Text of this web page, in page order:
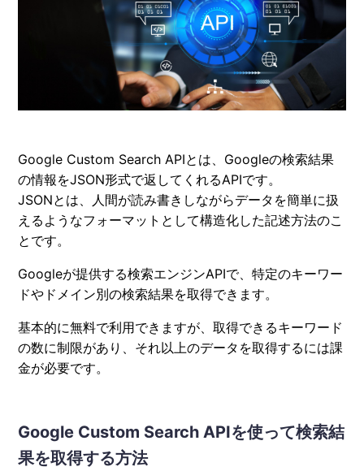
Google Custom Search APIとは、Googleの検索結果
の情報をJSON形式で返してくれるAPIです。
JSONとは、人間が読み書きしながらデータを簡単に扱
えるようなフォーマットとして構造化した記述方法のこ
とです。
Googleが提供する検索エンジンAPIで、特定のキーワー
ドやドメイン別の検索結果を取得できます。
基本的に無料で利用できますが、取得できるキーワード
の数に制限があり、それ以上のデータを取得するには課
金が必要です。
Google Custom Search APIを使って検索結
果を取得する方法